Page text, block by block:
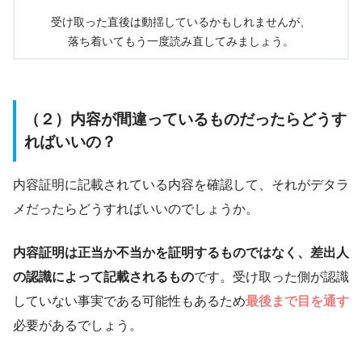
受け取った直後は動揺しているかもしれませんが、
落ち着いてもう一度読み直してみましょう。
（２）内容が間違っているものだったらどうす
ればいいの？
内容証明に記載されている内容を確認して、それがデタラ
メだったらどうすればいいのでしょうか。
内容証明は正当か不当かを証明するものではなく、差出人
の認識によって記載されるものです。受け取った側が認識
していない事実である可能性もあるため最後まで目を通す
必要があるでしょう。